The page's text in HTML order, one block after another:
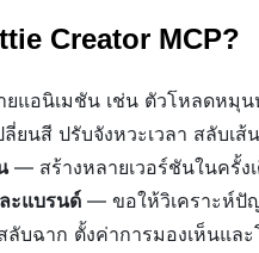
Creator MCP?
อนิเมชัน เช่น ตัวโหลดหมุน
ยนสี ปรับจังหวะเวลา สลับเ
— สร้างหลายเวอร์ชันในครั้ง
ะแบรนด์ — ขอให้วิเคราะห์ปั
บฉาก ตั้งค่าการมองเห็นแล